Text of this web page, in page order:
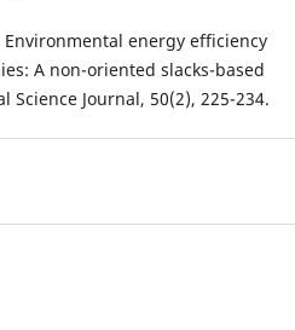
Environmental energy efficiency
A non-oriented slacks-based
Science Journal, 50(2), 225-234.